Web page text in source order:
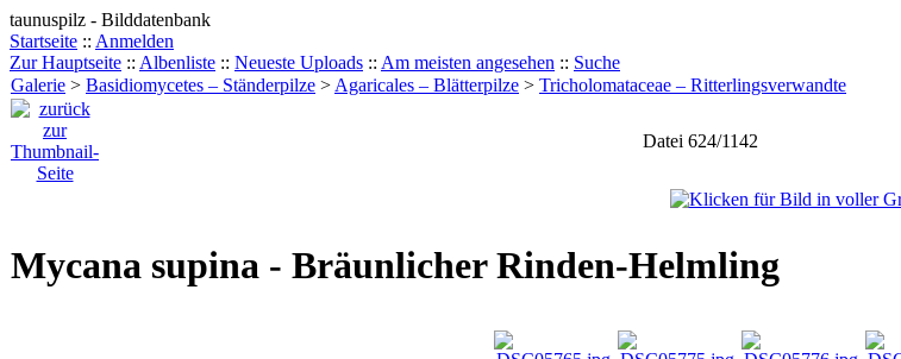
taunuspilz - Bilddatenbank
Startseite :: Anmelden
Zur Hauptseite :: Albenliste :: Neueste Uploads :: Am meisten angesehen :: Suche
Galerie > Basidiomycetes – Ständerpilze > Agaricales – Blätterpilze > Tricholomataceae – Ritterlingsverwandte
Datei 624/1142
Mycana supina - Bräunlicher Rinden-Helmling